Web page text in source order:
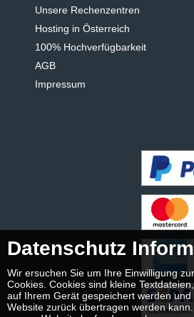
Unsere Rechenzentren
Hosting in Österreich
100% Hochverfügbarkeit
AGB
Impressum
Datenschutz
Wir ersuchen Sie um Ihre Einwilligung
Cookies. Cookies sind kleine
auf Ihrem Gerät gespeichert werden
Website zurück übertragen werden